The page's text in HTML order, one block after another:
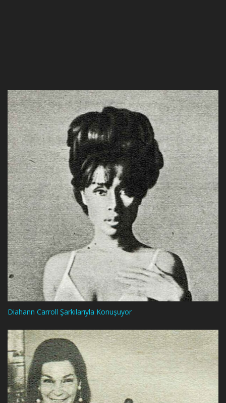
Diahann Carroll Şarkılarıyla Konuşuyor